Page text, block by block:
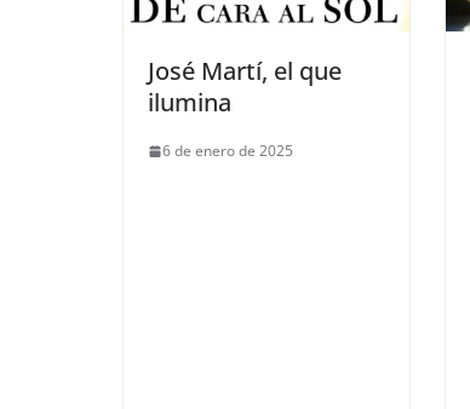
José Martí, el que
ilumina
6 de enero de 2025